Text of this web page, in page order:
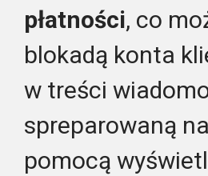
płatności, co
blokadą konta
w treści
spreparowaną
pomocą